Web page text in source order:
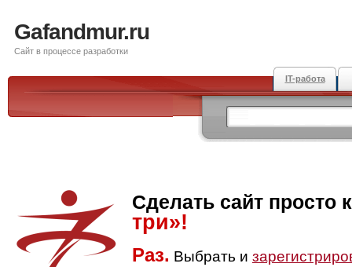
Gafandmur.ru
Сайт в процессе разработки
IT-работа
Сделать сайт просто
три»!
Раз. Выбрать и